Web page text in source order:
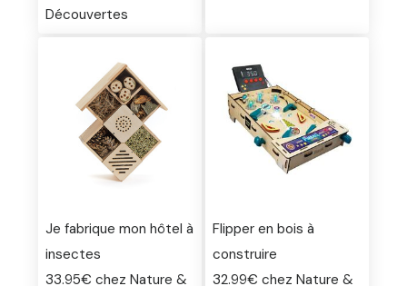
Découvertes
Je fabrique mon hôtel à
insectes
33.95€ chez Nature &
Flipper en bois à
construire
32.99€ chez Nature &